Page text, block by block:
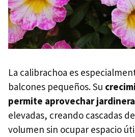
La calibrachoa es
balcones pequeños. Su
permite aprovechar
elevadas, creando cascadas
volumen sin ocupar espacio